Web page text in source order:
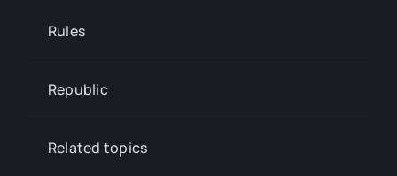
Rules
Republic
Related topics